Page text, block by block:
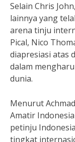
Selain Chris
lainnya yang
arena tinju
Pical, Nico
diapresiasi atas
dalam
dunia.
Menurut
Amatir
petinju
tingkat